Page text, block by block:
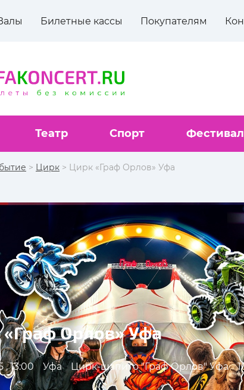
Билетные кассы Покупателям
Театр Спорт
> Цирк > Цирк «Граф Орлов» Уфа
Орлов» Уфа
, 13:00 Уфа Цирк-шапито "Граф Орлов" Уфа